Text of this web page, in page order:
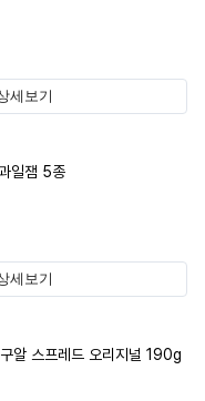
세보기
일잼 5종
세보기
알 스프레드 오리지널 190g